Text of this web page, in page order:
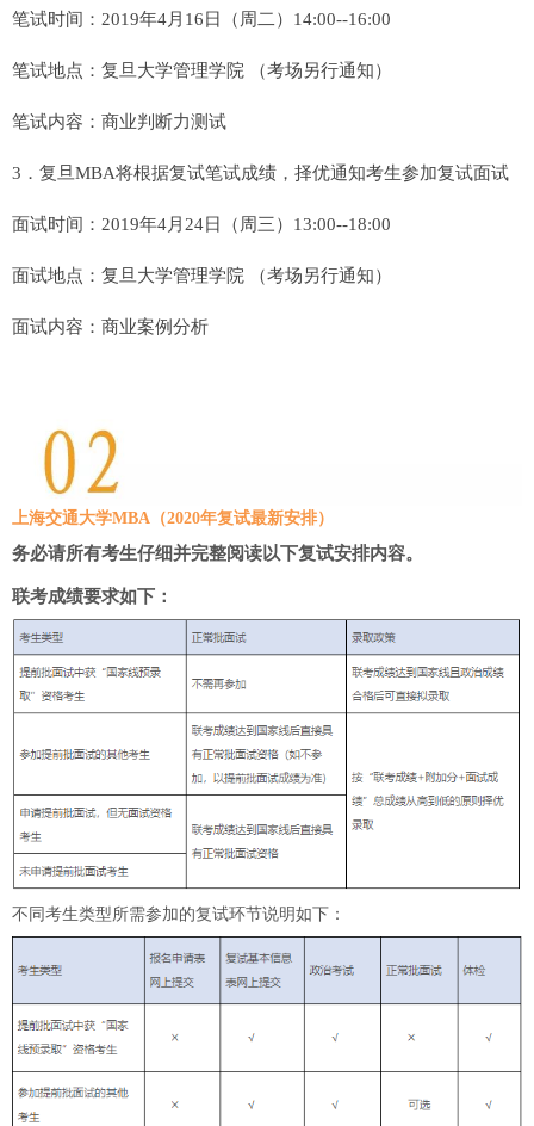
笔试时间：2019年4月16日（周二）14:00--16:00
笔试地点：复旦大学管理学院 （考场另行通知）
笔试内容：商业判断力测试
3．复旦MBA将根据复试笔试成绩，择优通知考生参加复试面试
面试时间：2019年4月24日（周三）13:00--18:00
面试地点：复旦大学管理学院 （考场另行通知）
面试内容：商业案例分析
上海交通大学MBA（2020年复试最新安排）
务必请所有考生仔细并完整阅读以下复试安排内容。
联考成绩要求如下：
不同考生类型所需参加的复试环节说明如下：